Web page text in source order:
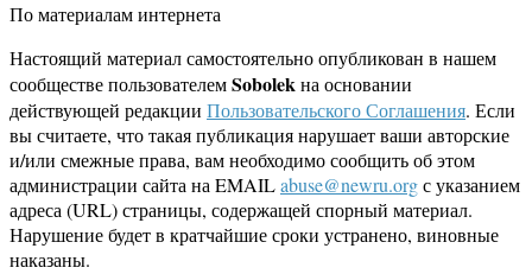
По материалам интернета
Настоящий материал самостоятельно опубликован в нашем
сообществе пользователемSobolekна основании
действующей редакции Пользовательского Соглашения. Если
вы считаете, что такая публикация нарушает ваши авторские
и/или смежные права, вам необходимо сообщить об этом
администрации сайта на EMAILabuse@newru.orgс указанием
адреса (URL) страницы, содержащей спорный материал.
Нарушение будет в кратчайшие сроки устранено, виновные
наказаны.